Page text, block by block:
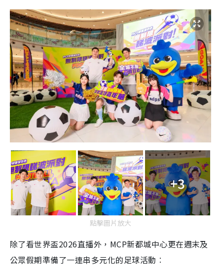
+3
點擊圖片放大
除了看世界盃2026直播外，MCP新都城中心更在週末及
公眾假期準備了一連串多元化的足球活動︰